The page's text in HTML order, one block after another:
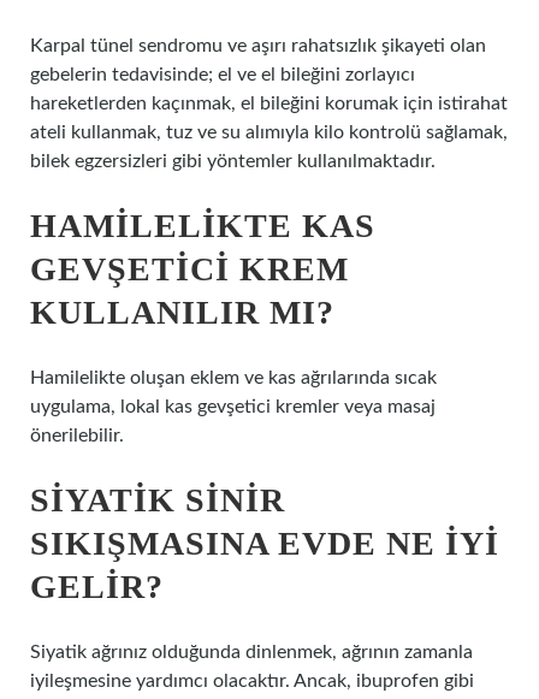
Karpal tünel sendromu ve aşırı rahatsızlık şikayeti olan
gebelerin tedavisinde; el ve el bileğini zorlayıcı
hareketlerden kaçınmak, el bileğini korumak için istirahat
ateli kullanmak, tuz ve su alımıyla kilo kontrolü sağlamak,
bilek egzersizleri gibi yöntemler kullanılmaktadır.
HAMILELIKTE KAS
GEVŞETICI KREM
KULLANILIR MI?
Hamilelikte oluşan eklem ve kas ağrılarında sıcak
uygulama, lokal kas gevşetici kremler veya masaj
önerilebilir.
SIYATIK SINIR
SIKIŞMASINA EVDE NE IYI
GELIR?
Siyatik ağrınız olduğunda dinlenmek, ağrının zamanla
iyileşmesine yardımcı olacaktır. Ancak, ibuprofen gibi